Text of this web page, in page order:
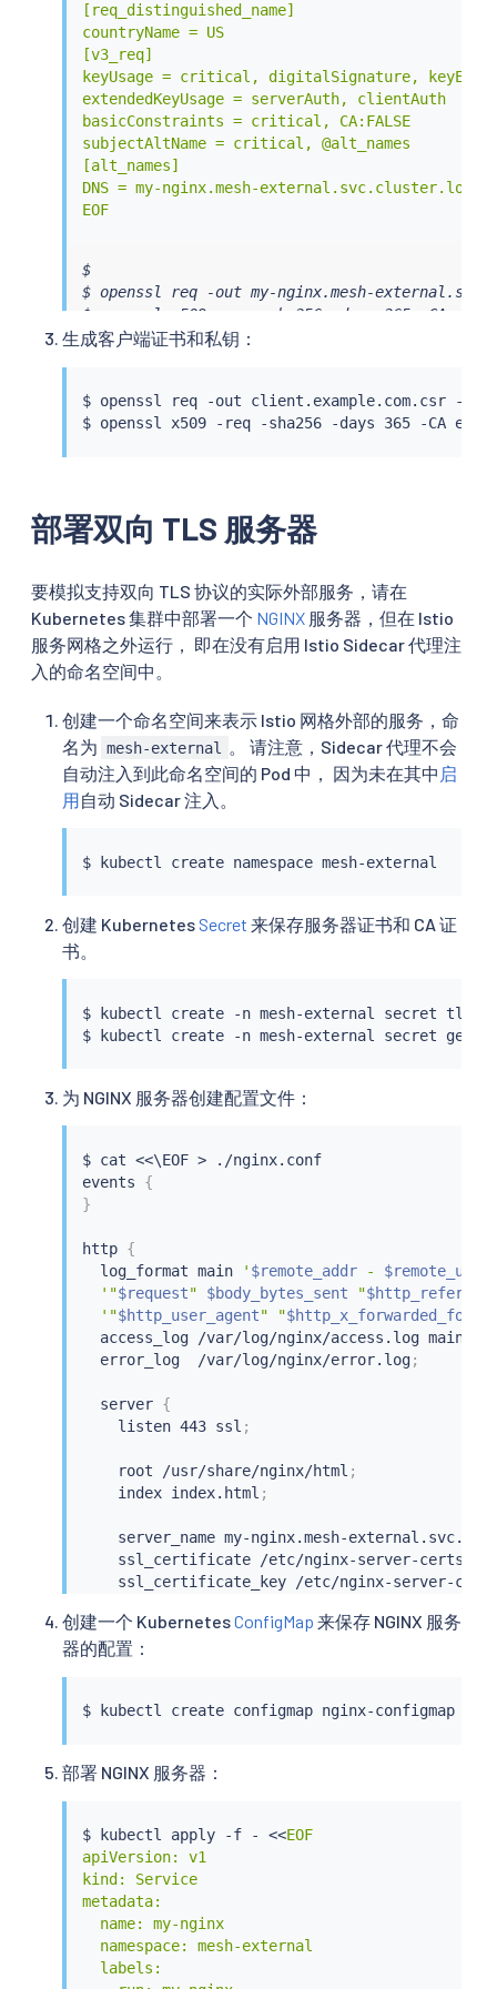
[req_distinguished_name]
countryName = US
[v3_req]
keyUsage = critical, digitalSignature,
extendedKeyUsage = serverAuth, clientAuth
basicConstraints = critical, CA:FALSE
subjectAltName = critical, @alt_names
[alt_names]
DNS = my-nginx.mesh-external.svc.cluster.local
EOF
$
$ openssl req -out my-nginx.mesh-
$ openssl x509 -req -sha256 -days 365 -CA
生成客户端证书和私钥：
$ openssl req -out client.example.com.csr -
部署双向 TLS 服务器
要模拟支持双向 TLS 协议的实际外部服务，请在
Kubernetes 集群中部署一个 NGINX 服务器，但在 Istio
服务网格之外运行， 即在没有启用 Istio Sidecar 代理注
入的命名空间中。
创建一个命名空间来表示 Istio 网格外部的服务，命
名为 mesh-external
。 请注意，Sidecar 代理不会
自动注入到此命名空间的 Pod 中， 因为未在其中 启
用自动 Sidecar 注入。
$ kubectl
创建 Kubernetes Secret 来保存服务器证书和 CA 证
书。
$ kubectl
create -n mesh-external secret tls
$
kubectl create -n mesh-external secret
为 NGINX 服务器创建配置文件：
$ cat <<\EOF > ./nginx.conf
events {
}
http {
  log_format main
' $remote_addr - $remote_user
'"$request" $body_bytes_sent "$http_referer
'"$http_user_agent" "$http_x_forwarded_for
  access_log /var/log/nginx/access.log main
  error_log  /var/log/nginx/error.log
;
  server
{
    listen 443 ssl
;
    root /usr/share/nginx/html
;
    index index.html
;
server_name my-nginx.mesh-
ssl_certificate /etc/nginx-server-certs/
ssl_certificate_key /etc/nginx-server-
    ssl_verify_client on
;
}
创建一个 KubernetesConfigMap 来保存 NGINX 服务
器的配置：
$ kubectl create configmap nginx-configmap -
部署 NGINX 服务器：
$ kubectl apply -f - <<EOF
apiVersion: v1
kind: Service
metadata:
  name: my-nginx
  namespace: mesh-external
  labels: